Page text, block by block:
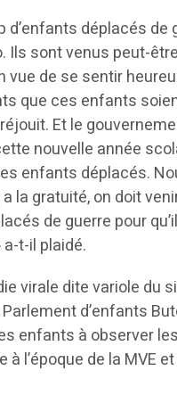
d’enfants déplacés de
Ils sont venus peut-
vue de se sentir
que ces enfants
Et le
nouvelle année
enfants déplacés.
la gratuité, on doit
de guerre pour
t-il plaidé.
virale dite variole du
d’enfants
enfants à observer
l’époque de la MVE